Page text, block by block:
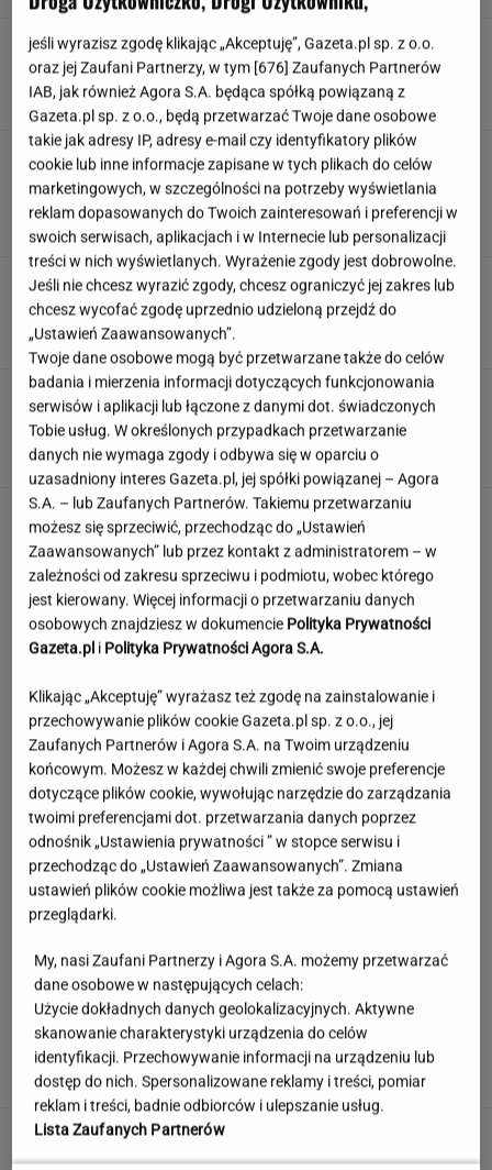
Teściowa mówi, że jest mamą jej
dziecka. "Chyba oszaleję"
KLAUDIA KIERZKOWSKA
Siedem lat gehenny. "Spłacamy
kredyty za mieszkania, w których mieszkają
ludzie dewelopera"
SUBSKRYPCJA
Wiadomo, ile emerytury dostaje Kwaśniewska.
Kwota zaskakuje
Oto auto z paliwem, które może
zastąpić diesla. Frytura i olej roślinny
TOMASZ OKUROWSKI
Rolnik zaorał nowy asfalt za 400 tys. zł.
Wcześniej rozwalał krawężniki
Wystarczy jedno spojrzenie i już wiadomo. Po
tym poznasz turystę we Włoszech
Ogromna kontrowersja w meczu Legii. Trener
Korony grzmi: "Ewidentny karny"
jeśli wyrazisz zgodę klikając „Akceptuję”, Gazeta.pl sp. z o.o.
oraz jej Zaufani Partnerzy, w tym [676] Zaufanych Partnerów
IAB, jak również Agora S.A. będąca spółką powiązaną z
Gazeta.pl sp. z o.o., będą przetwarzać Twoje dane osobowe
takie jak adresy IP, adresy e-mail czy identyfikatory plików
cookie lub inne informacje zapisane w tych plikach do celów
marketingowych, w szczególności na potrzeby wyświetlania
reklam dopasowanych do Twoich zainteresowań i preferencji w
swoich serwisach, aplikacjach i w Internecie lub personalizacji
treści w nich wyświetlanych. Wyrażenie zgody jest dobrowolne.
Jeśli nie chcesz wyrazić zgody, chcesz ograniczyć jej zakres lub
chcesz wycofać zgodę uprzednio udzieloną przejdź do
„Ustawień Zaawansowanych”.
Twoje dane osobowe mogą być przetwarzane także do celów
badania i mierzenia informacji dotyczących funkcjonowania
serwisów i aplikacji lub łączone z danymi dot. świadczonych
Tobie usług. W określonych przypadkach przetwarzanie
danych nie wymaga zgody i odbywa się w oparciu o
uzasadniony interes Gazeta.pl, jej spółki powiązanej – Agora
S.A. – lub Zaufanych Partnerów. Takiemu przetwarzaniu
możesz się sprzeciwić, przechodząc do „Ustawień
Zaawansowanych” lub przez kontakt z administratorem – w
zależności od zakresu sprzeciwu i podmiotu, wobec którego
jest kierowany. Więcej informacji o przetwarzaniu danych
osobowych znajdziesz w dokumencie Polityka Prywatności
Gazeta.pl i Polityka Prywatności Agora S.A.
Klikając „Akceptuję” wyrażasz też zgodę na zainstalowanie i
przechowywanie plików cookie Gazeta.pl sp. z o.o., jej
Zaufanych Partnerów i Agora S.A. na Twoim urządzeniu
końcowym. Możesz w każdej chwili zmienić swoje preferencje
dotyczące plików cookie, wywołując narzędzie do zarządzania
twoimi preferencjami dot. przetwarzania danych poprzez
odnośnik „Ustawienia prywatności ” w stopce serwisu i
przechodząc do „Ustawień Zaawansowanych”. Zmiana
ustawień plików cookie możliwa jest także za pomocą ustawień
przeglądarki.
My, nasi Zaufani Partnerzy i Agora S.A. możemy przetwarzać
dane osobowe w następujących celach:
Użycie dokładnych danych geolokalizacyjnych. Aktywne
skanowanie charakterystyki urządzenia do celów
identyfikacji. Przechowywanie informacji na urządzeniu lub
dostęp do nich. Spersonalizowane reklamy i treści, pomiar
reklam i treści, badnie odbiorców i ulepszanie usług.
Lista Zaufanych Partnerów